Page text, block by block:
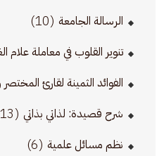
الرسالة الجامعة (10)
تنوير القلوب في معاملة علام
الفوائد الثمينة لقارئ
شرح قصيدة: لذاتي بذاتي (13)
نظم مسائل علمية (6)